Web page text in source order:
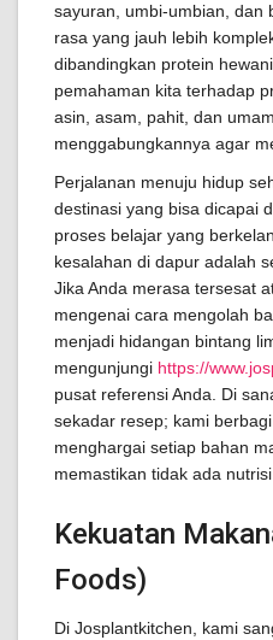
sayuran, umbi-umbian, dan
rasa yang jauh lebih
dibandingkan protein
pemahaman kita terhadap
asin, asam, pahit, dan
menggabungkannya agar
Perjalanan menuju hidup
destinasi yang bisa dicapai
proses belajar yang
kesalahan di dapur adalah
Jika Anda merasa tersesat
mengenai cara mengolah
menjadi hidangan bintang
mengunjungi https://
pusat referensi Anda. Di
sekadar resep; kami
menghargai setiap bahan
memastikan tidak ada
Kekuatan
Foods)
Di Josplantkitchen, kami